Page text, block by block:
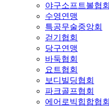
야구소프트볼협회
수영연맹
특공무술중앙회
걷기협회
당구연맹
바둑협회
요트협회
보디빌딩협회
파크골프협회
에어로빅힙합협회